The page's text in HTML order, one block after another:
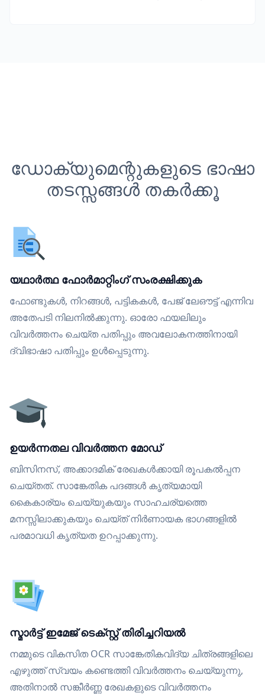
ഡോക്യുമെന്റുകളുടെ ഭാഷാ
തടസ്സങ്ങൾ തകർക്കൂ
യഥാർത്ഥ ഫോർമാറ്റിംഗ് സംരക്ഷിക്കുക
ഫോണ്ടുകൾ, നിറങ്ങൾ, പട്ടികകൾ, പേജ് ലേഔട്ട് എന്നിവ
അതേപടി നിലനിൽക്കുന്നു. ഓരോ ഫയലിലും
വിവർത്തനം ചെയ്ത പതിപ്പും അവലോകനത്തിനായി
ദ്വിഭാഷാ പതിപ്പും ഉൾപ്പെടുന്നു.
ഉയർന്നതല വിവർത്തന മോഡ്
ബിസിനസ്, അക്കാദമിക് രേഖകൾക്കായി രൂപകൽപ്പന
ചെയ്തത്. സാങ്കേതിക പദങ്ങൾ കൃത്യമായി
കൈകാര്യം ചെയ്യുകയും സാഹചര്യത്തെ
മനസ്സിലാക്കുകയും ചെയ്ത് നിർണായക ഭാഗങ്ങളിൽ
പരമാവധി കൃത്യത ഉറപ്പാക്കുന്നു.
സ്മാർട്ട് ഇമേജ് ടെക്സ്റ്റ് തിരിച്ചറിയൽ
നമ്മുടെ വികസിത OCR സാങ്കേതികവിദ്യ ചിത്രങ്ങളിലെ
എഴുത്ത് സ്വയം കണ്ടെത്തി വിവർത്തനം ചെയ്യുന്നു,
അതിനാൽ സങ്കീർണ്ണ രേഖകളുടെ വിവർത്തനം